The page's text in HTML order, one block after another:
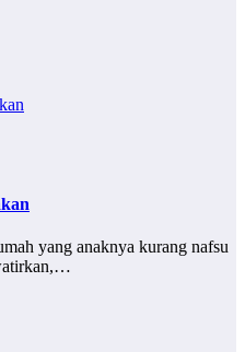
yang anaknya kurang nafsu